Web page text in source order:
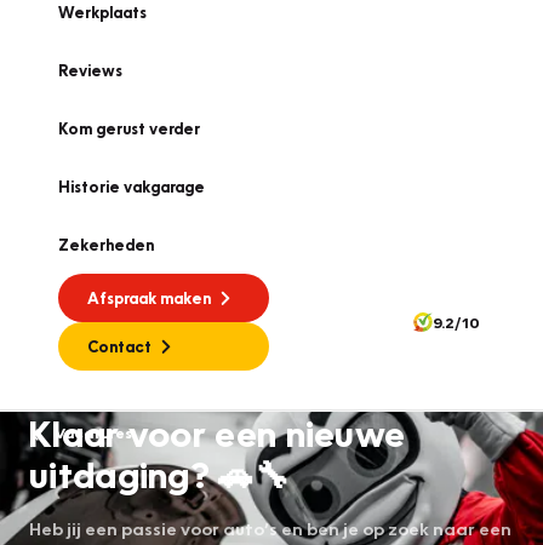
Werkplaats
Reviews
Kom gerust verder
Historie vakgarage
Zekerheden
Afspraak maken
Contact
9.2/10
Vacatures
Klaar voor een nieuwe
uitdaging? 🚗🔧
Heb jij een passie voor auto’s en ben je op zoek naar een